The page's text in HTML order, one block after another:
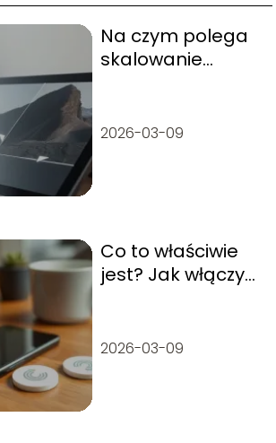
Na czym polega
skalowanie
2026-03-09
Co to właściwie
jest? Jak włączyć
2026-03-09